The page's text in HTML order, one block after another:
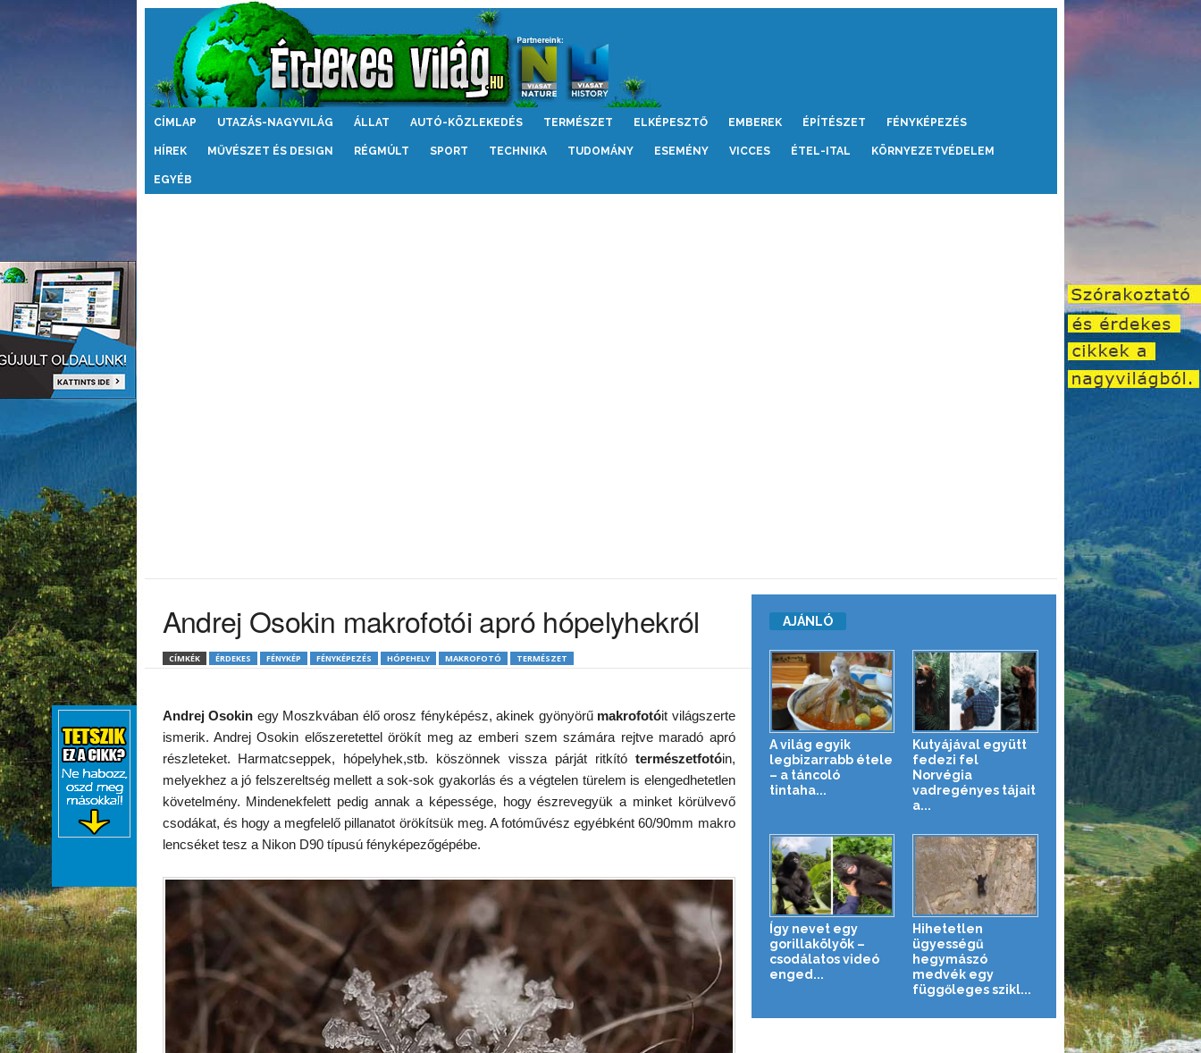
Érdekes
CÍMLAP UTAZÁS-NAGYVILÁG ÁLLAT AUTÓ-KÖZLEKEDÉS TERMÉSZET ELKÉPESZTŐ EMBEREK ÉPÍTÉSZET FÉNYKÉPEZÉS
HÍREK MŰVÉSZET ÉS DESIGN RÉGMÚLT SPORT TECHNIKA TUDOMÁNY ESEMÉNY VICCES ÉTEL-ITAL KÖRNYEZETVÉDELEM
EGYÉB
Andrej Osokin makrofotói apró hópelyhekról
CÍMKÉK ÉRDEKES FÉNYKÉP FÉNYKÉPEZÉS HÓPEHELY MAKROFOTÓ TERMÉSZET
Andrej Osokin egy Moszkvában élő orosz fényképész, akinek gyönyörű makrofotóit világszerte
ismerik. Andrej Osokin előszeretettel örökít meg az emberi szem számára rejtve maradó apró
részleteket. Harmatcseppek, hópelyhek,stb. köszönnek vissza párját ritkító természetfotóin,
melyekhez a jó felszereltség mellett a sok-sok gyakorlás és a végtelen türelem is elengedhetetlen
követelmény. Mindenekfelett pedig annak a képessége, hogy észrevegyük a minket körülvevő
csodákat, és hogy a megfelelő pillanatot örökítsük meg. A fotóművész egyébként 60/90mm makro
lencséket tesz a Nikon D90 típusú fényképezőgépébe.
AJÁNLÓ
A világ egyik
legbizarrabb étele
– a táncoló
tintaha...
Kutyájával együtt
fedezi fel
Norvégia
vadregényes tájait
a...
Így nevet egy
gorillakölyök –
csodálatos videó
enged...
Hihetetlen
ügyességű
hegymászó
medvék egy
függőleges szikl...